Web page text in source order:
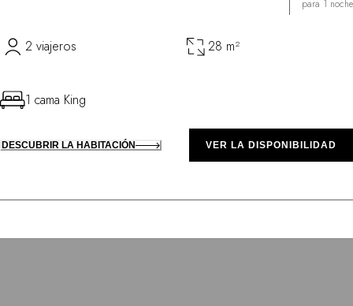
para 1 noche
2 viajeros 28 m²
1 cama King
DESCUBRIR LA HABITACIÓN VER LA DISPONIBILIDAD